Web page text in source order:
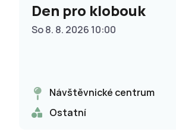
Den pro klobouk
So 8. 8. 2026 10:00
Návštěvnické centrum
Ostatní